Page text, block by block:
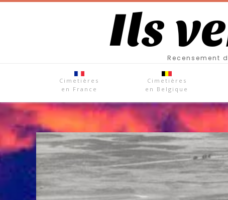
Ils
Recensement
Cimetières
en France
Cimetières
en Belgique